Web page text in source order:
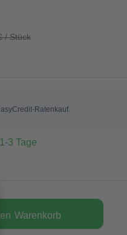
/ Stück
3 Tage
Warenkorb